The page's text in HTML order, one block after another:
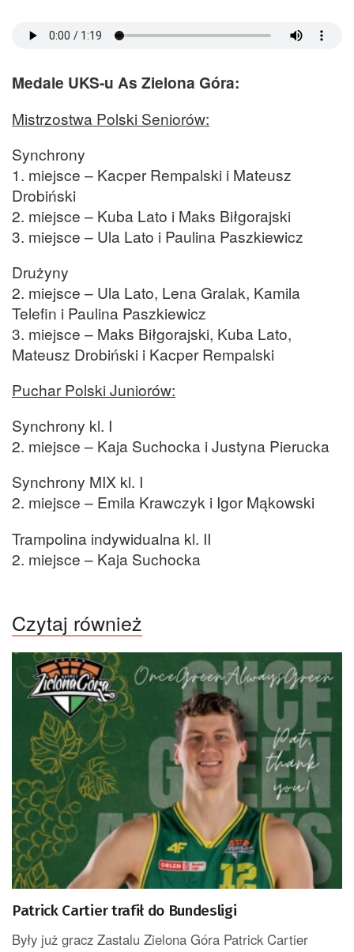
Medale UKS-u As Zielona Góra:
Mistrzostwa Polski Seniorów:
Synchrony
1. miejsce – Kacper Rempalski i Mateusz
Drobiński
2. miejsce – Kuba Lato i Maks Biłgorajski
3. miejsce – Ula Lato i Paulina Paszkiewicz
Drużyny
2. miejsce – Ula Lato, Lena Gralak, Kamila
Telefin i Paulina Paszkiewicz
3. miejsce – Maks Biłgorajski, Kuba Lato,
Mateusz Drobiński i Kacper Rempalski
Puchar Polski Juniorów:
Synchrony kl. I
2. miejsce – Kaja Suchocka i Justyna Pierucka
Synchrony MIX kl. I
2. miejsce – Emila Krawczyk i Igor Mąkowski
Trampolina indywidualna kl. II
2. miejsce – Kaja Suchocka
Czytaj również
Patrick Cartier trafił do Bundesligi
Były już gracz Zastalu Zielona Góra Patrick Cartier